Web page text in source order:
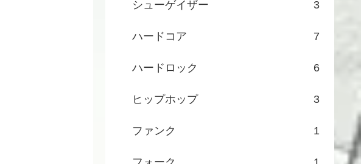
シューゲイザー 3
ハードコア 7
ハードロック 6
ヒップホップ 3
ファンク 1